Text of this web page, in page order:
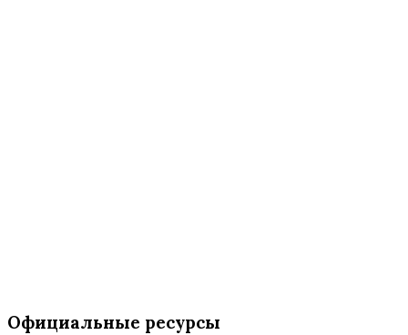
Официальные ресурсы